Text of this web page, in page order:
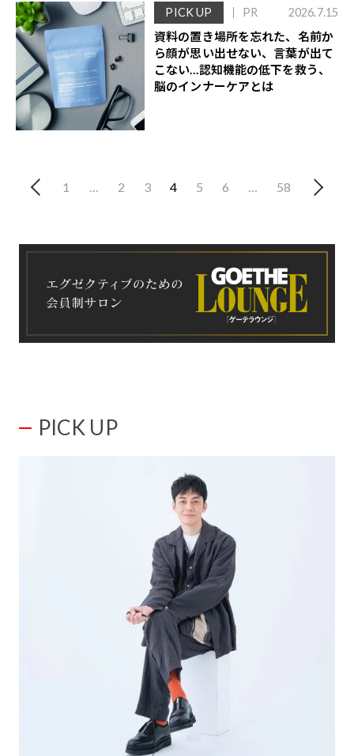
PICK UP PR 2026.7.15
資料の置き場所を忘れた、名前か
ら顔が思い出せない、言葉が出て
こない…認知機能の低下を救う、
脳のインナーケアとは
1 … 2 3 4 5 6 … 58
PICK UP